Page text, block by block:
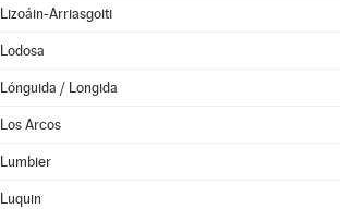
Lizoáin-Arriasgoiti
Lodosa
Lónguida / Longida
Los Arcos
Lumbier
Luquin